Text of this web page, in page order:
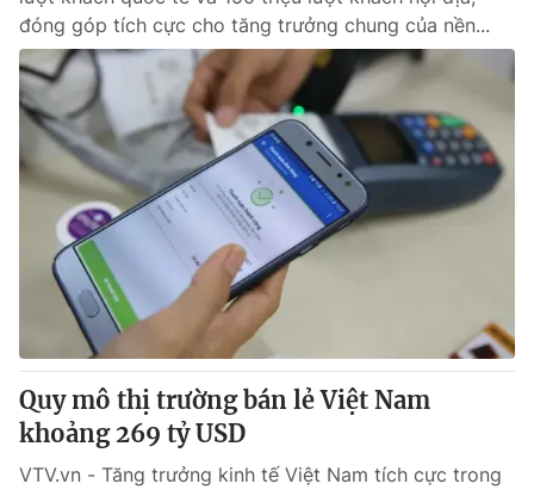
đóng góp tích cực cho tăng trưởng chung của nền...
Quy mô thị trường bán lẻ Việt Nam
khoảng 269 tỷ USD
VTV.vn - Tăng trưởng kinh tế Việt Nam tích cực trong